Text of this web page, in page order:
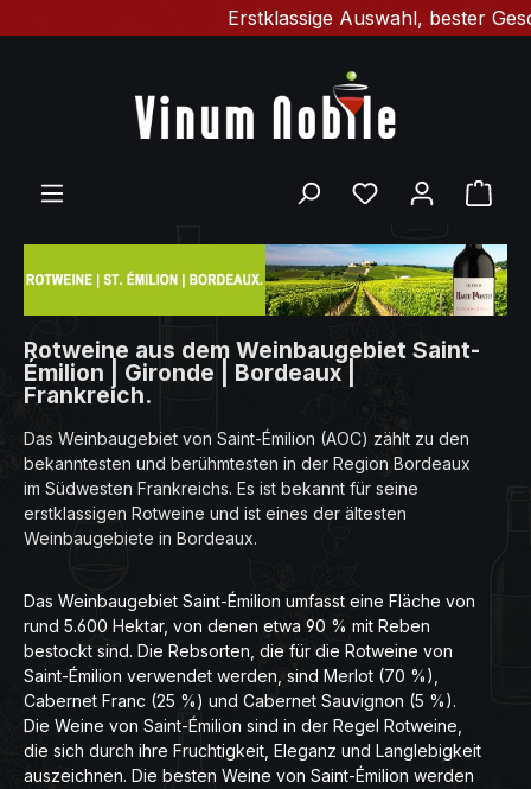
Erstklassige Auswahl, bester
Du hast 0
Rotweine aus dem Weinbaugebiet Saint-
Émilion | Gironde | Bordeaux |
Frankreich.
Das Weinbaugebiet von Saint-Émilion (AOC) zählt zu den
bekanntesten und berühmtesten in der Region Bordeaux
im Südwesten Frankreichs. Es ist bekannt für seine
erstklassigen Rotweine und ist eines der ältesten
Weinbaugebiete in Bordeaux.
Das Weinbaugebiet Saint-Émilion umfasst eine Fläche von
rund 5.600 Hektar, von denen etwa 90 % mit Reben
bestockt sind. Die Rebsorten, die für die Rotweine von
Saint-Émilion verwendet werden, sind Merlot (70 %),
Cabernet Franc (25 %) und Cabernet Sauvignon (5 %).
Die Weine von Saint-Émilion sind in der Regel Rotweine,
die sich durch ihre Fruchtigkeit, Eleganz und Langlebigkeit
auszeichnen. Die besten Weine von Saint-Émilion werden